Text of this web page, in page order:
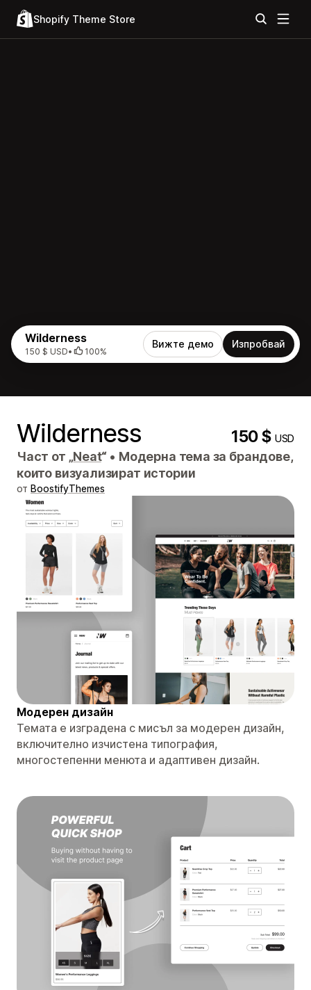
Shopify Theme Store
Wilderness
150 $ USD• 100%
Вижте демо Изпробвай
Wilderness 150 $USD
Част от „Neat“ • Модерна тема за брандове,
които визуализират истории
от BoostifyThemes
Модерен дизайн
Темата е изградена с мисъл за модерен дизайн,
включително изчистена типография,
многостепенни менюта и адаптивен дизайн.